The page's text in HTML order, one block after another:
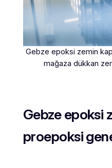
Gebze epoksi zemin
mağaza dükkan
Gebze epoksi
proepoksi